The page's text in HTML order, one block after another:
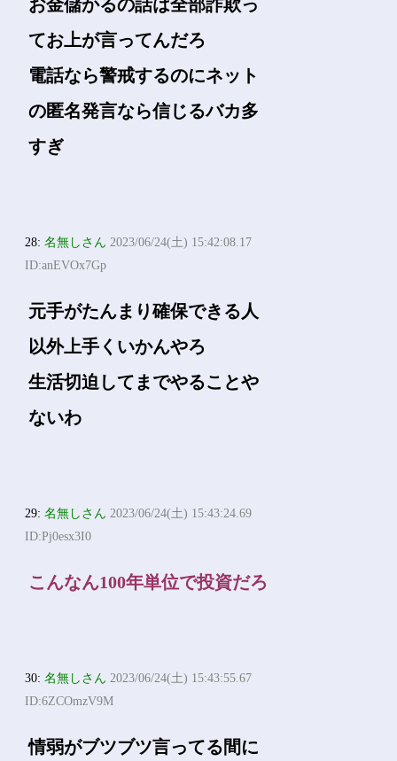
お金儲かるの話は全部詐欺っ
てお上が言ってんだろ
電話なら警戒するのにネット
の匿名発言なら信じるバカ多
すぎ
28:名無しさん 2023/06/24(土) 15:42:08.17
ID:anEVOx7Gp
元手がたんまり確保できる人
以外上手くいかんやろ
生活切迫してまでやることや
ないわ
29:名無しさん 2023/06/24(土) 15:43:24.69
ID:Pj0esx3I0
こんなん100年単位で投資だろ
30:名無しさん 2023/06/24(土) 15:43:55.67
ID:6ZCOmzV9M
情弱がブツブツ言ってる間に